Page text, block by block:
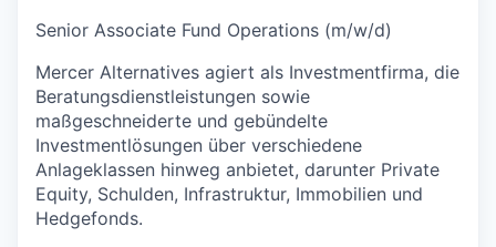
Senior Associate Fund Operations (m/w/d)
Mercer Alternatives agiert als Investmentfirma, die
Beratungsdienstleistungen sowie
maßgeschneiderte und gebündelte
Investmentlösungen über verschiedene
Anlageklassen hinweg anbietet, darunter Private
Equity, Schulden, Infrastruktur, Immobilien und
Hedgefonds.